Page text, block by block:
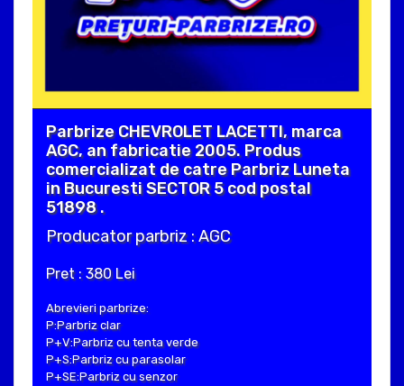
Parbrize CHEVROLET LACETTI, marca
AGC, an fabricatie 2005. Produs
comercializat de catre Parbriz Luneta
in Bucuresti SECTOR 5 cod postal
51898 .
Producator parbriz : AGC
Pret : 380 Lei
Abrevieri parbrize:
P:Parbriz clar
P+V:Parbriz cu tenta verde
P+S:Parbriz cu parasolar
P+SE:Parbriz cu senzor